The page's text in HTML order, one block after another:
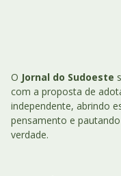
O Jornal do Sudoeste
com a proposta de
independente, abrindo
pensamento e
verdade.